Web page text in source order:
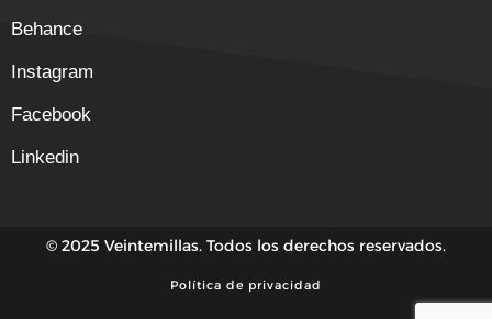
Behance
Instagram
Facebook
Linkedin
© 2025 Veintemillas. Todos los derechos reservados.
Política de privacidad